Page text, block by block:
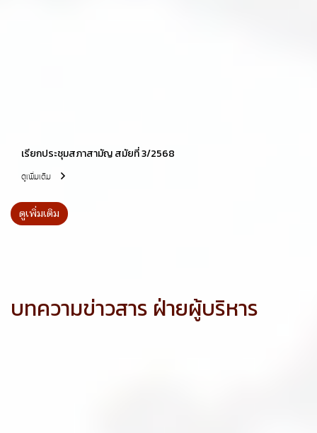
เรียกประชุมสภาสามัญ สมัยที่ 3/2568
ดูเพิ่มเติม
ดูเพิ่มเติม
บทความข่าวสาร ฝ่ายผู้บริหาร